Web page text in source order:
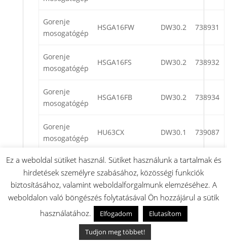
Gorenje
mosogatógép
HSGA16FW DW30.2 738931
Gorenje
mosogatógép
HSGA16FS DW30.2 738932
Gorenje
mosogatógép
HSGA16FB DW30.2 738934
Gorenje
mosogatógép
HU63CX DW30.1 739087
Gorenje
mosogatógép
HU63CBX DW30.1 739088
Gorenje
mosogatógép
HU63CW DW30.1 739115
mosogatógép
HF63SC
Ez a weboldal sütiket használ. Sütiket használunk a tartalmak és
hirdetések személyre szabásához, közösségi funkciók
biztosításához, valamint weboldalforgalmunk elemzéséhez. A
weboldalon való böngészés folytatásával Ön hozzájárul a sütik
használatához.
Elfogadom
Elutasítom
Tudjon meg többet!